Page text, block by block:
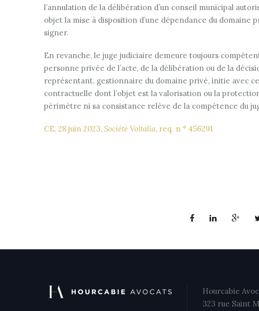
l’annulation de la délibération d’un conseil municipal
objet la mise à disposition d’une dépendance du domaine
signer.
En revanche, le juge judiciaire demeure toujours
personne privée de l’acte, de la délibération ou de la
représentant, gestionnaire du domaine privé, initie avec
contractuelle dont l’objet est la valorisation ou la
périmètre ni sa consistance relève de la compétence du
CE, 28 juin 2023, Société Voltalia, req. n ° 456291
Hourcabie
323 rue Saint